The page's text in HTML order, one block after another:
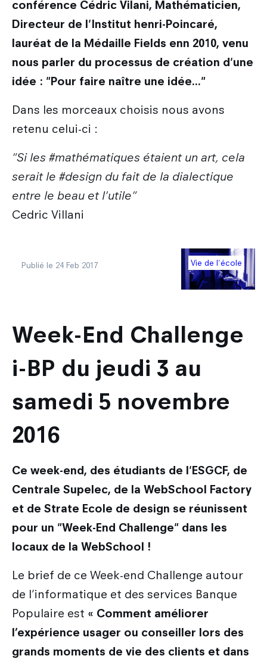
conférence Cédric Vilani, Mathématicien,
Directeur de l'Institut henri-Poincaré,
lauréat de la Médaille Fields enn 2010, venu
nous parler du processus de création d'une
idée : "Pour faire naître une idée..."
Dans les morceaux choisis nous avons
retenu celui-ci :
"Si les #mathématiques étaient un art, cela
serait le #design du fait de la dialectique
entre le beau et l'utile"
Cedric Villani
Publié le 24 Feb 2017 Vie de l'école
Week-End Challenge
i-BP du jeudi 3 au
samedi 5 novembre
2016
Ce week-end, des étudiants de l'ESGCF, de
Centrale Supelec, de la WebSchool Factory
et de Strate Ecole de design se réunissent
pour un "Week-End Challenge" dans les
locaux de la WebSchool !
Le brief de ce Week-end Challenge autour
de l’informatique et des services Banque
Populaire est « Comment améliorer
l’expérience usager ou conseiller lors des
grands moments de vie des clients et dans